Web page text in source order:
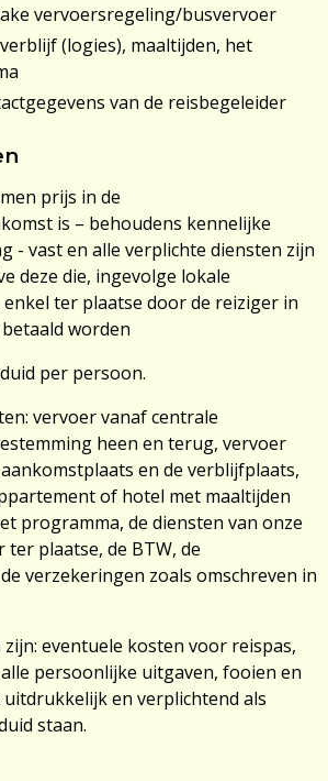
vervoersregeling/busvervoer
(logies), maaltijden, het
van de reisbegeleider
prijs in de
is – behoudens kennelijke
- vast en alle verplichte diensten zijn
deze die, ingevolge lokale
ter plaatse door de reiziger in
worden
per persoon.
vervoer vanaf centrale
heen en terug, vervoer
en de verblijfplaats,
of hotel met maaltijden
programma, de diensten van onze
plaatse, de BTW, de
verzekeringen zoals omschreven in
eventuele kosten voor reispas,
persoonlijke uitgaven, fooien en
en verplichtend als
staan.